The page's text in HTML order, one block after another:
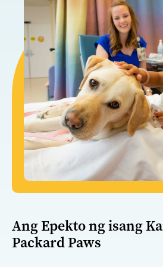
Ang Epekto ng isang
Packard Paws